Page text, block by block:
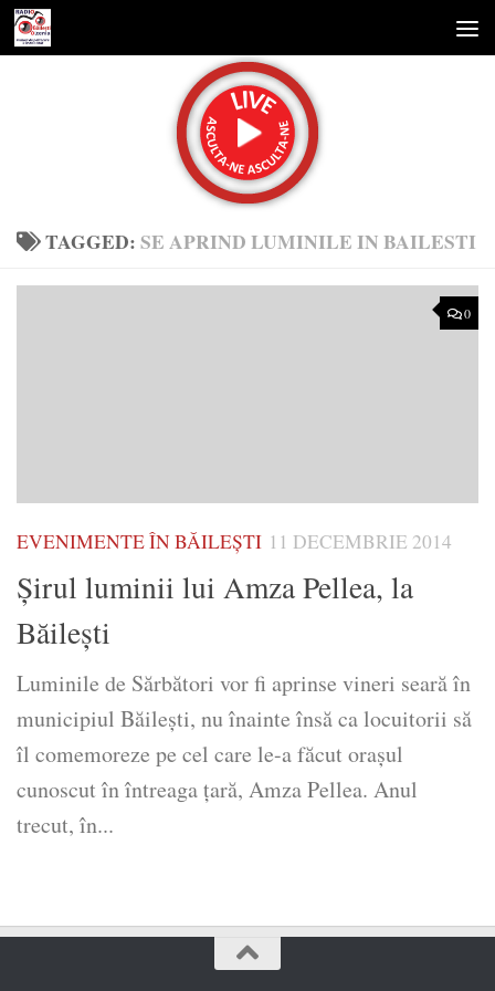
Skip to content
TAGGED:SE APRIND LUMINILE IN BAILESTI
0
EVENIMENTE ÎN BĂILEȘTI 11 DECEMBRIE 2014
Şirul luminii lui Amza Pellea, la
Băileşti
Luminile de Sărbători vor fi aprinse vineri seară în
municipiul Băileşti, nu înainte însă ca locuitorii să
îl comemoreze pe cel care le-a făcut oraşul
cunoscut în întreaga ţară, Amza Pellea. Anul
trecut, în...